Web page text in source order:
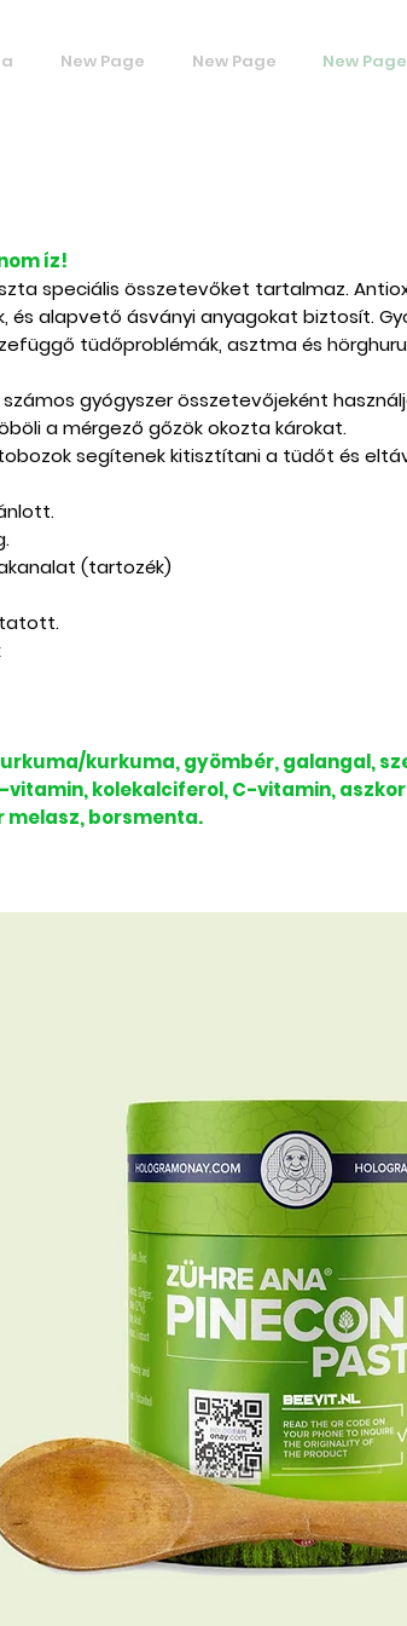
New Page New Page New Page
íz!
speciális összetevőket tartalmaz.
és alapvető ásványi anyagokat biztosít.
tüdőproblémák, asztma és
gyógyszer összetevőjeként
a mérgező gőzök okozta károkat.
segítenek kitisztítani a tüdőt és
(tartozék)
kurkuma, gyömbér, galangal,
kolekalciferol, C-vitamin,
melasz, borsmenta.